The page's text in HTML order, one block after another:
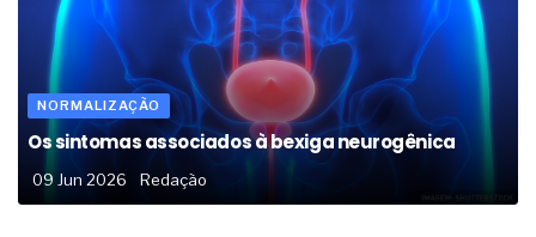
NORMALIZAÇÃO
Os sintomas associados à bexiga neurogênica
09 Jun 2026 Redação